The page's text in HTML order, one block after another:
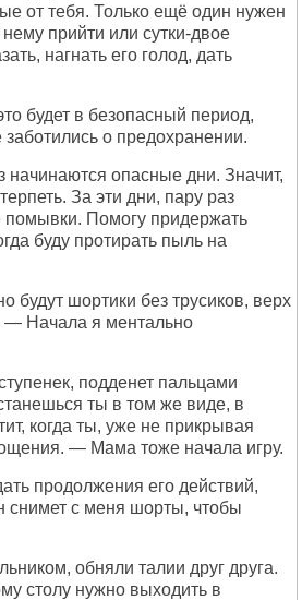
от тебя. Только ещё один нужен
прийти или сутки-двое
нагнать его голод, дать
будет в безопасный период,
о предохранении.
опасные дни. Значит,
За эти дни, пару раз
помывки. Помогу придержать
буду протирать пыль на
будут шортики без трусиков, верх
— Начала я ментально
подденет пальцами
ты в том же виде, в
когда ты, уже не прикрывая
— Мама тоже начала игру.
продолжения его действий,
снимет с меня шорты, чтобы
обняли талии друг друга.
столу нужно выходить в